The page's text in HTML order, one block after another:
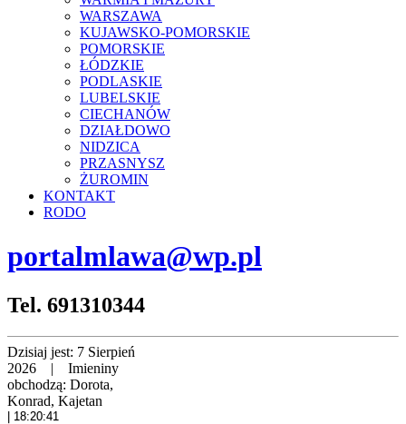
WARSZAWA
KUJAWSKO-POMORSKIE
POMORSKIE
ŁÓDZKIE
PODLASKIE
LUBELSKIE
CIECHANÓW
DZIAŁDOWO
NIDZICA
PRZASNYSZ
ŻUROMIN
KONTAKT
RODO
portalmlawa@wp.pl
Tel. 691310344
Dzisiaj jest: 7 Sierpień
2026 | Imieniny
obchodzą: Dorota,
Konrad, Kajetan
| 18:20:42